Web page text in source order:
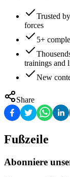
Trusted
forces
5+
trainings and
New
Share
Fußzeile
Abonniere